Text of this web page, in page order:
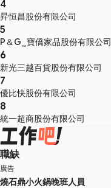
4
昇恒昌股份有限公司
5
P＆G_寶僑家品股份有限公司
6
新光三越百貨股份有限公司
7
優比快股份有限公司
8
統一超商股份有限公司
職缺
廣告
燒石鼎小火鍋晚班人員